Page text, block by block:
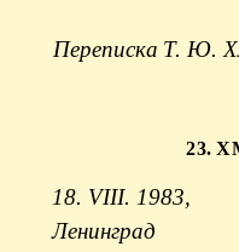
Переписка Т. Ю.
23.
18. VIII. 1983,
Ленинград